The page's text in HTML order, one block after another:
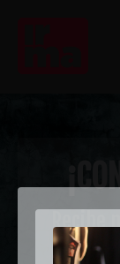
Recibe